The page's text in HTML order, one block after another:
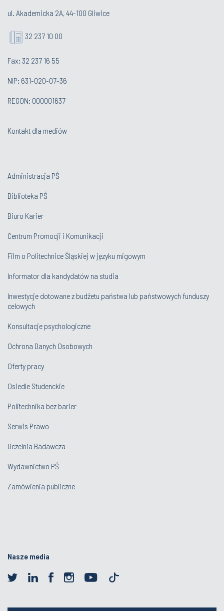
ul. Akademicka 2A, 44-100 Gliwice
32 237 10 00
Fax: 32 237 16 55
NIP: 631-020-07-36
REGON: 000001637
Kontakt dla mediów
Administracja PŚ
Biblioteka PŚ
Biuro Karier
Centrum Promocji i Komunikacji
Film o Politechnice Śląskiej w języku migowym
Informator dla kandydatów na studia
Inwestycje dotowane z budżetu państwa lub państwowych funduszy
celowych
Konsultacje psychologiczne
Ochrona Danych Osobowych
Oferty pracy
Osiedle Studenckie
Politechnika bez barier
Serwis Prawo
Uczelnia Badawcza
Wydawnictwo PŚ
Zamówienia publiczne
Nasze media